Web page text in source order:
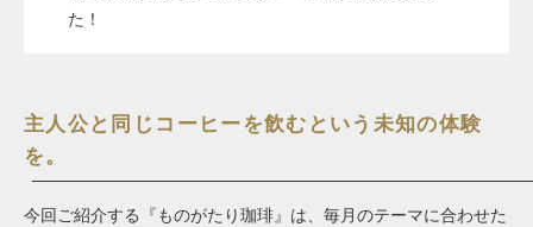
た！
主人公と同じコーヒーを飲むという未知の体験
を。
今回ご紹介する『ものがたり珈琲』は、毎月のテーマに合わせた